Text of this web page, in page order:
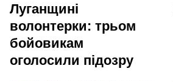
Луганщині
волонтерки: трьом
бойовикам
оголосили підозру